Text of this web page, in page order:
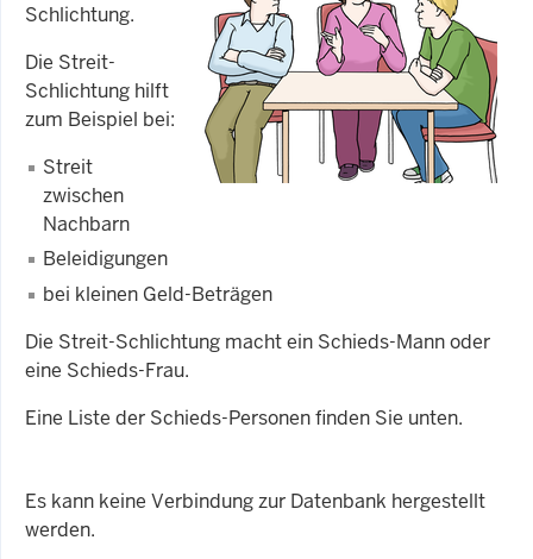
Schlichtung.
Die Streit-
Schlichtung hilft
zum Beispiel bei:
Streit
zwischen
Nachbarn
Beleidigungen
bei kleinen Geld-Beträgen
Die Streit-Schlichtung macht ein Schieds-Mann oder
eine Schieds-Frau.
Eine Liste der Schieds-Personen finden Sie unten.
Es kann keine Verbindung zur Datenbank hergestellt
werden.